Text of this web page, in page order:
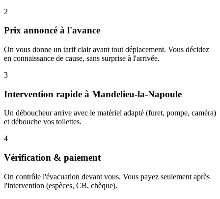
2
Prix annoncé à l'avance
On vous donne un tarif clair avant tout déplacement. Vous décidez
en connaissance de cause, sans surprise à l'arrivée.
3
Intervention rapide à Mandelieu-la-Napoule
Un déboucheur arrive avec le matériel adapté (furet, pompe, caméra)
et débouche vos toilettes.
4
Vérification & paiement
On contrôle l'évacuation devant vous. Vous payez seulement après
l'intervention (espèces, CB, chèque).